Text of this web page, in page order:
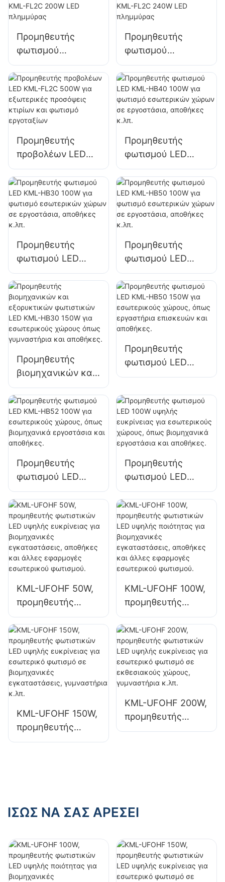
φωτισμό μεγάλων
Προμηθευτής
φωτισμού
εξωτερικού χώρου
στάθμευσης και
αποθήκης KML-
FL2C 200W LED
πλημμύρας
Προμηθευτής
φωτισμού
εξωτερικού χώρου
στάθμευσης και
αποθήκης KML-
FL2C 240W LED
πλημμύρας
Προμηθευτής
προβολέων LED
KML-FL2C 500W
για εξωτερικές
προσόψεις κτιρίων
και φωτισμό
εργοταξίων
Προμηθευτής
φωτισμού LED
KML-HB40 100W
για φωτισμό
εσωτερικών
χώρων σε
εργοστάσια,
Προμηθευτής
φωτισμού LED
KML-HB30 100W
για φωτισμό
εσωτερικών
χώρων σε
εργοστάσια,
αποθήκες κ.λπ.
Προμηθευτής
φωτισμού LED
KML-HB50 100W
για φωτισμό
εσωτερικών
χώρων σε
εργοστάσια,
Προμηθευτής
βιομηχανικών και
εξορυκτικών
φωτιστικών LED
KML-HB30 150W
για εσωτερικούς
χώρους όπως
αποθήκες.
Προμηθευτής
φωτισμού LED
KML-HB50 150W
χώρους, όπως
εργαστήρια
επισκευών και
αποθήκες.
Προμηθευτής
φωτισμού LED
KML-HB52 100W
για εσωτερικούς
χώρους, όπως
βιομηχανικά
εργοστάσια και
αποθήκες.
Προμηθευτής
φωτισμού LED
100W υψηλής
ευκρίνειας για
εσωτερικούς
χώρους, όπως
βιομηχανικά
εργοστάσια και
αποθήκες.
KML-UFOHF 50W,
προμηθευτής
φωτιστικών LED
υψηλής ευκρίνειας
για βιομηχανικές
εγκαταστάσεις,
αποθήκες και
άλλες εφαρμογές
εσωτερικού
φωτισμού.
KML-UFOHF 100W,
προμηθευτής
φωτιστικών LED
υψηλής ποιότητας
για βιομηχανικές
εγκαταστάσεις,
αποθήκες και
άλλες εφαρμογές
εσωτερικού
φωτισμού.
KML-UFOHF 150W,
προμηθευτής
φωτιστικών LED
εγκαταστάσεις,
KML-UFOHF 200W,
προμηθευτής
φωτιστικών LED
γυμναστήρια κ.λπ.
ΊΣΩΣ ΝΑ ΣΑΣ ΑΡΈΣΕΙ